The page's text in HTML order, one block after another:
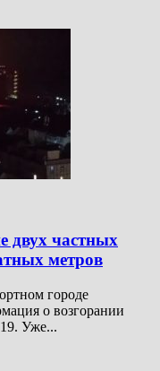
двух частных
метров
городе
о возгорании
Уже...